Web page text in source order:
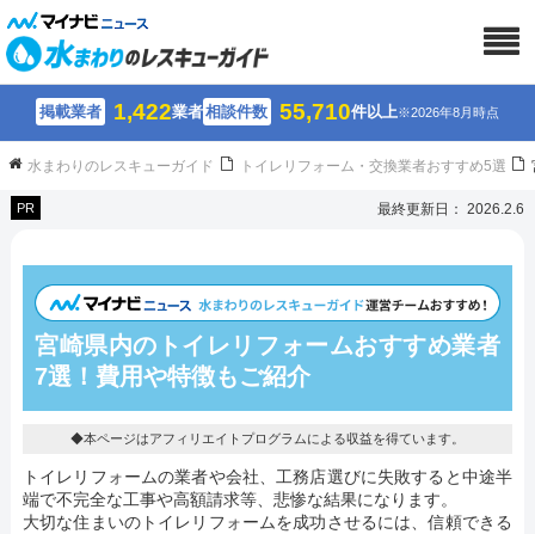
掲載業者 1,422業者相談件数 55,710件以上※2026年8月時点
水まわりのレスキューガイド トイレリフォーム・交換業者おすすめ5選
PR 最終更新日： 2026.2.6
宮崎県内のトイレリフォームおすすめ業者
7選！費用や特徴もご紹介
◆本ページはアフィリエイトプログラムによる収益を得ています。
トイレリフォームの業者や会社、工務店選びに失敗すると中途半
端で不完全な工事や高額請求等、悲惨な結果になります。
大切な住まいのトイレリフォームを成功させるには、信頼できる